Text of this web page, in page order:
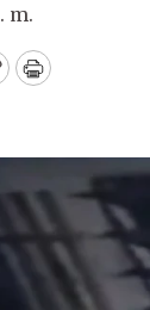
m.
Print